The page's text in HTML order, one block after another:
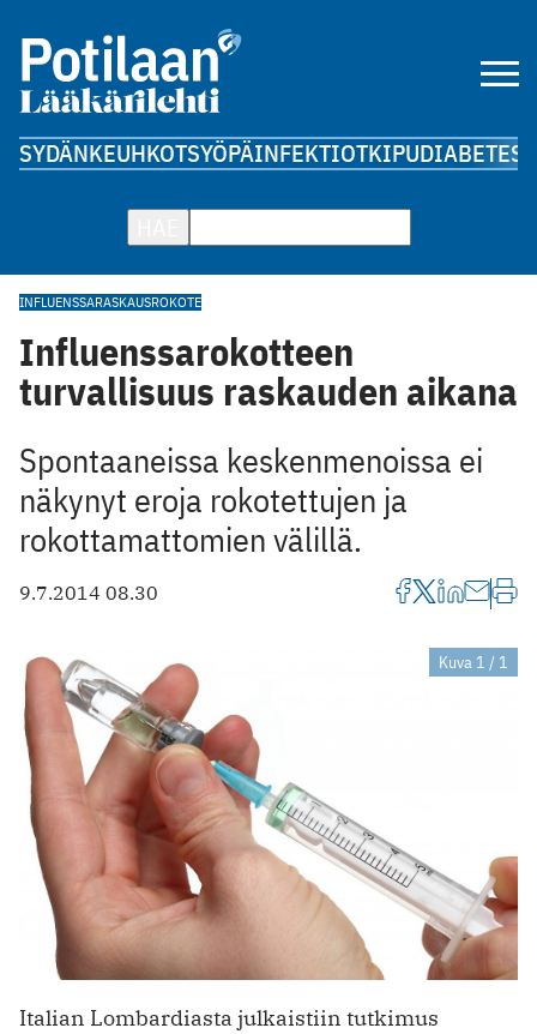
SYDÄNKEUHKOTSYÖPÄINFEKTIOTKIPUDIABETES
INFLUENSSARASKAUSROKOTE
Influenssarokotteen
turvallisuus raskauden aikana
Spontaaneissa keskenmenoissa ei
näkynyt eroja rokotettujen ja
rokottamattomien välillä.
9.7.2014 08.30
Kuva 1 / 1
Italian Lombardiasta julkaistiin tutkimus